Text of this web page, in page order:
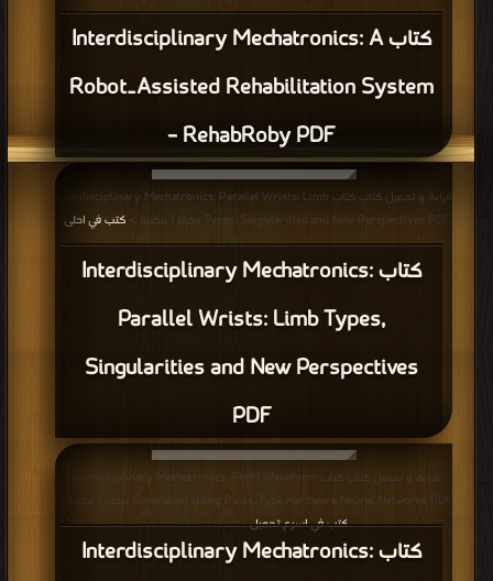
كتاب Interdisciplinary Mechatronics: A
Robot‐Assisted Rehabilitation System
– RehabRoby PDF
كتاب Interdisciplinary Mechatronics:
Parallel Wrists: Limb Types,
Singularities and New Perspectives
PDF
قراءة و تحميل كتاب كتاب Interdisciplinary Mechatronics: Parallel Wrists: Limb
Types, Singularities and New Perspectives PDF مجانا | مكتبة >
كتب في احلى
التحميل : مرة/مرات
كتاب Interdisciplinary Mechatronics:
قراءة و تحميل كتاب كتاب Interdisciplinary Mechatronics: PWM Waveform
Generation Using Pulse‐Type Hardware Neural Networks PDF مجانا | مكتبة >
كتب في اسرع تحميل| التحميل : مرة/مرات